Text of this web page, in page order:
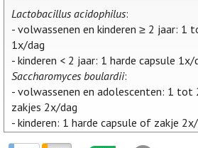
Lactobacillus acidophilus:
- volwassenen en kinderen ≥ 2 jaar: 1
1x/dag
- kinderen < 2 jaar: 1 harde capsule 1x/
Saccharomyces boulardii:
- volwassenen en adolescenten: 1 tot
zakjes 2x/dag
- kinderen: 1 harde capsule of zakje